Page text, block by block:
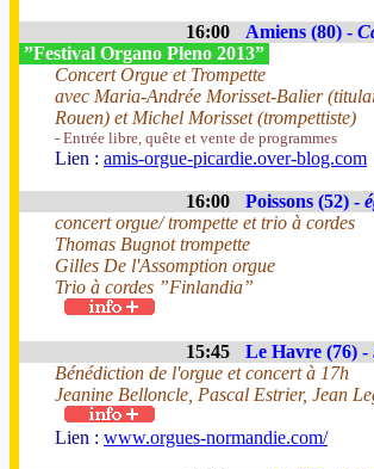
16:00 Amiens (80) -
”Festival Organo Pleno 2013”
Concert Orgue et Trompette
avec Maria-Andrée Morisset-Balier
Rouen) et Michel Morisset (trompettiste)
- Entrée libre, quête et vente de programmes
Lien : amis-orgue-picardie.over-blog.com
16:00 Poissons (52) -
concert orgue/ trompette et trio à cordes
Thomas Bugnot trompette
Gilles De l'Assomption orgue
Trio à cordes ”Finlandia”
15:45 Le Havre (76) -
Bénédiction de l'orgue et concert à 17h
Jeanine Belloncle, Pascal Estrier, Jean
Lien : www.orgues-normandie.com/